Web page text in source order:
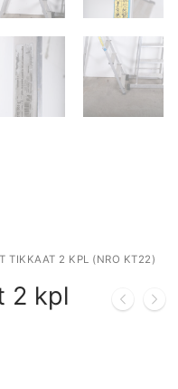
TIKKAAT 2 KPL (NRO KT22)
2 kpl